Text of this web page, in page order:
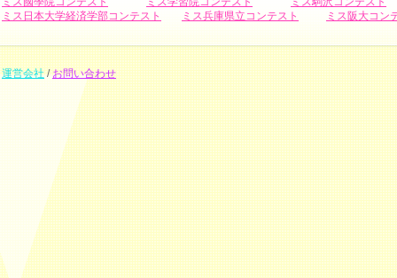
ミス日本大学経済学部コンテスト
ミス兵庫県立コンテスト ミス阪大コン
運営会社/お問い合わせ